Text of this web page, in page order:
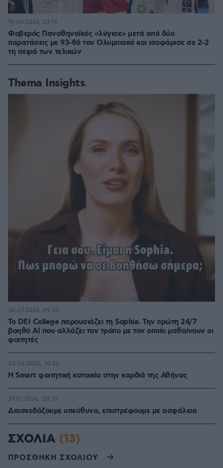
Φοβερός Παναθηναϊκός «λύγισε» μετά από δύο
παρατάσεις με 93-86 τον Ολυμπιακό και ισοφάρισε σε 2-2
τη σειρά των τελικών
10.06.2026, 23:19
Thema Insights
Το DEI College παρουσιάζει τη Sophia. Την πρώτη 24/7
βοηθό AI που αλλάζει τον τρόπο με τον οποίο μαθαίνουν οι
φοιτητές
30.07.2026, 09:33
Η Smart φοιτητική κατοικία στην καρδιά της Αθήνας
03.08.2026, 10:56
Διασκεδάζουμε υπεύθυνα, επιστρέφουμε με ασφάλεια
29.07.2026, 09:39
ΣΧΟΛΙΑ (13)
ΠΡΟΣΘΗΚΗ ΣΧΟΛΙΟΥ